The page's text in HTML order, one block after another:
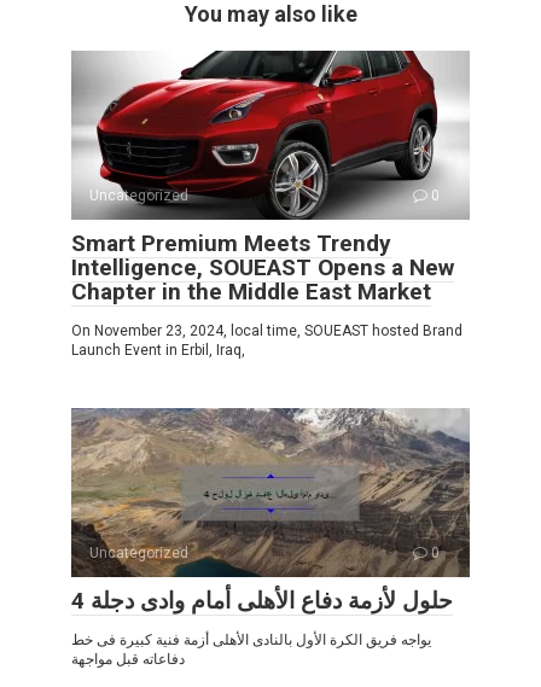
You may also like
Uncategorized 0
Smart Premium Meets Trendy
Intelligence, SOUEAST Opens a New
Chapter in the Middle East Market
On November 23, 2024, local time, SOUEAST hosted Brand
Launch Event in Erbil, Iraq,
Uncategorized 0
4 حلول لأزمة دفاع الأهلى أمام وادى دجلة
يواجه فريق الكرة الأول بالنادى الأهلى أزمة فنية كبيرة فى خط
دفاعاته قبل مواجهة